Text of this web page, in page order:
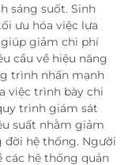
sáng suốt. Sinh
ưu hóa việc lựa
giảm chi phí
cầu về hiệu năng
trình nhấn mạnh
việc trình bày chi
trình giám sát
suất nhằm giảm
đời hệ thống. Người
hệ thống quản